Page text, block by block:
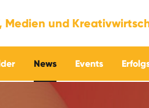
Medien und
News Events